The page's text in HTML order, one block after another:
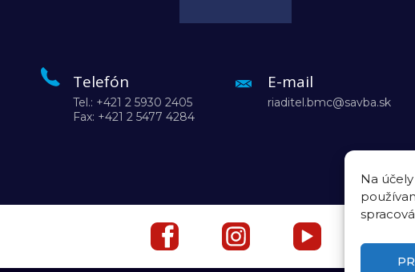
Na
Telefón
Tel.: +421 2 5930 2405
Fax: +421 2 5477 4284
E-mail
riaditel.bmc@savba.sk